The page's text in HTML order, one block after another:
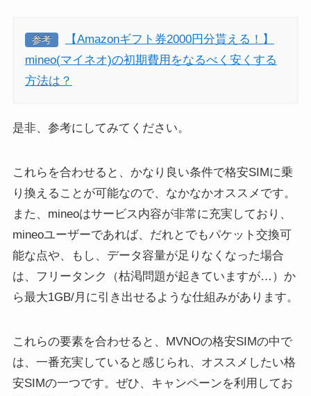
参考
【Amazonギフト券2000円分貰える！】
mineo(マイネオ)の初期費用をなるべく安くする
方法は？
是非、参考にしてみてください。
これらを合わせると、かなり良い条件で格安SIMに乗
り換えることが可能なので、なかなかオススメです。
また、mineoはサービス内容が非常に充実しており、
mineoユーザーであれば、だれとでもパケット交換可
能な点や、もし、データ容量が足りなくなった場合
は、フリータンク（枯渇問題が起きていますが…）か
ら最大1GB/月に引き出せるような仕組みがあります。
これらの要素を合わせると、MVNOの格安SIMの中で
は、一番充実していると感じられ、オススメしたい格
安SIMの一つです。ぜひ、キャンペーンを利用してお